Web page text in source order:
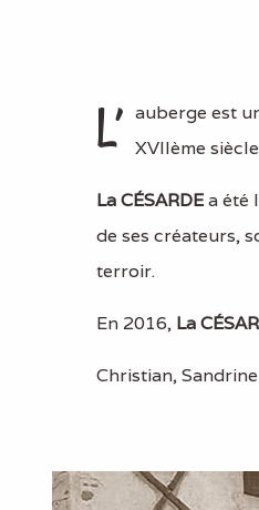
L’ auberge est
XVIIème
La CÉSARDEa été
de ses créateurs,
terroir.
En 2016, La
Christian,